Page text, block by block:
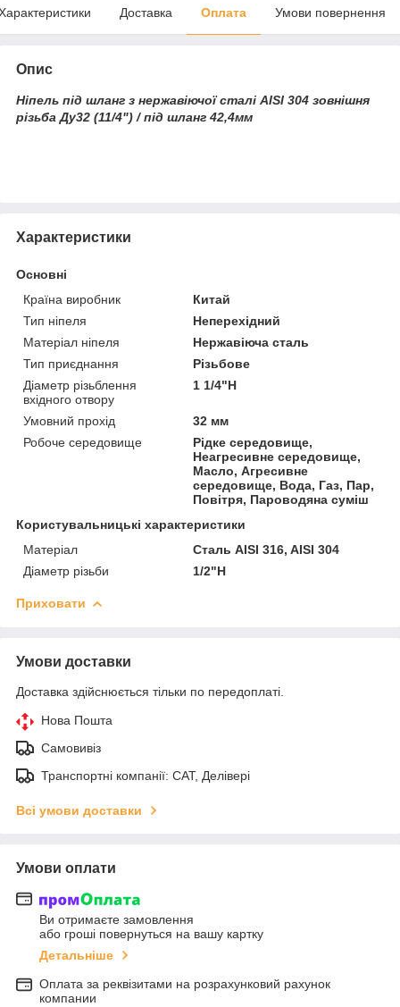
Доставка Оплата Умови повернення
Опис
Ніпель під шланг з нержавіючої сталі AISI 304 зовнішня
різьба Ду32 (11/4") / під шланг 42,4мм
Характеристики
Основні
Країна виробник
Китай
Тип ніпеля
Неперехідний
Матеріал ніпеля
Нержавіюча сталь
Тип приєднання
Різьбове
Діаметр різьблення
вхідного отвору
1 1/4"Н
Умовний прохід
32 мм
Робоче середовище
Рідке середовище,
Неагресивне середовище,
Масло, Агресивне
середовище, Вода, Газ, Пар,
Повітря, Пароводяна суміш
Користувальницькі характеристики
Матеріал
Сталь AISI 316, AISI 304
Діаметр різьби
1/2"Н
Приховати
Умови доставки
Доставка здійснюється тільки по передоплаті.
Нова Пошта
Самовивіз
Транспортні компанії: САТ, Делівері
Всі умови доставки
Умови оплати
Ви отримаєте замовлення
або гроші повернуться на вашу картку
Детальніше
Оплата за реквізитами на розрахунковий рахунок
компании